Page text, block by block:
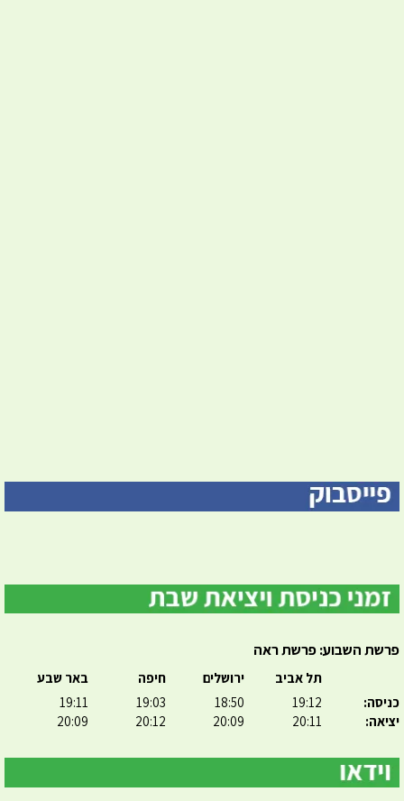
פרשת השבוע: פרשת ראה
כניסה:
יציאה:
תל אביב
19:12
20:11
ירושלים
18:50
20:09
חיפה
19:03
20:12
באר שבע
19:11
20:09